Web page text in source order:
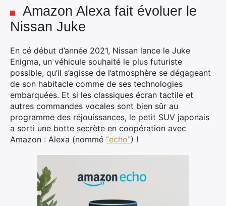
Amazon Alexa fait évoluer le
Nissan Juke
En cé début d’année 2021, Nissan lance le Juke
Enigma, un véhicule souhaité le plus futuriste
possible, qu’il s’agisse de l’atmosphère se dégageant
de son habitacle comme de ses technologies
embarquées. Et si les classiques écran tactile et
autres commandes vocales sont bien sûr au
programme des réjouissances, le petit SUV japonais
a sorti une botte secrète en coopération avec
Amazon : Alexa (nommé “echo”) !